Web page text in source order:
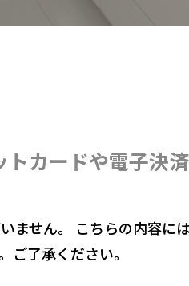
トカードや電子決
ません。 こちらの内容
ご了承ください。